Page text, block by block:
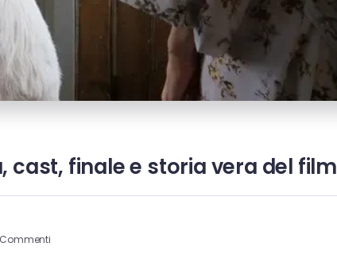
cast, finale e storia vera del film